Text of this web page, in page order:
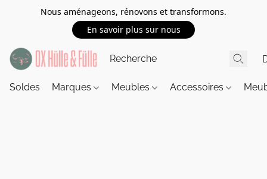
Nous aménageons, rénovons et transformons.
En savoir plus sur nous
Soldes Marques Meubles Accessoires